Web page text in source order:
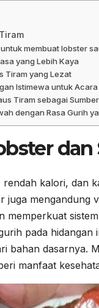
membuat lobster
yang Lebih Kaya
Tiram yang Lezat
Istimewa untuk
Tiram sebagai
dengan Rasa Gurih
dan
kalori, dan
juga mengandung
memperkuat
pada
bahan dasarnya.
manfaat